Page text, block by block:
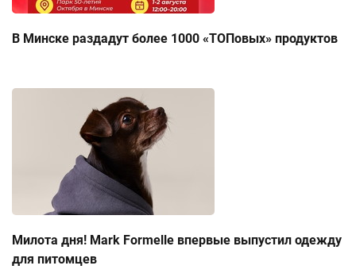
В Минске раздадут более 1000 «ТОПовых» продуктов
Милота дня! Mark Formelle впервые выпустил одежду
для питомцев